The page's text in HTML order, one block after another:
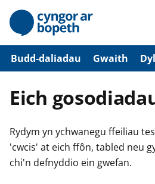
N
d
Budd-daliadau Gwaith
Eich
Rydym yn ychwanegu ffeiliau
'cwcis' at eich ffôn, tabled neu
chi'n defnyddio ein gwefan.